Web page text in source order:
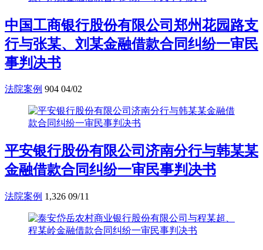
中国工商银行股份有限公司郑州花园路支
行与张某、刘某金融借款合同纠纷一审民
事判决书
法院案例 904 04/02
平安银行股份有限公司济南分行与韩某某
金融借款合同纠纷一审民事判决书
法院案例 1,326 09/11